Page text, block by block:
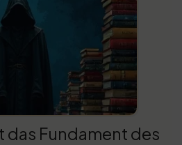
das Fundament des